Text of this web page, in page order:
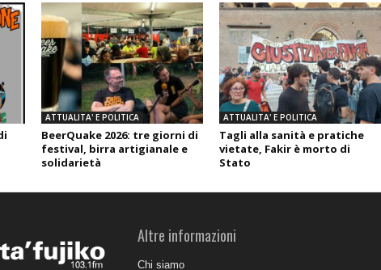
ATTUALITA' E POLITICA
BeerQuake 2026: tre giorni di
festival, birra artigianale e
solidarietà
ATTUALITA' E POLITICA
Tagli alla sanità e pratiche
vietate, Fakir è morto di
Stato
Altre informazioni
Chi siamo